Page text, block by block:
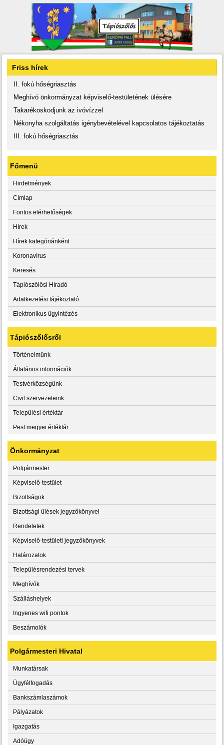
Friss hírek
II. fokú hőségriasztás
Meghívó önkormányzat képviselő-testületének ülésére
Takarékoskodjunk az ivóvízzel
Nékonyha szolgáltatás igénybevételével kapcsolatos tájékoztatás
III. fokú hőségriasztás
Főmenü
Hirdetmények
Címlap
Fontos elérhetőségek
Hírek
Hírek kategóriánként
Koronavírus
Keresés
Tápiószőlősi Híradó
Adatkezelési tájékoztató
Elektronikus ügyintézés
Tápiószőlősről
Történelmünk
Általános információk
Testvérközségünk
Civil szervezeteink
Települési értéktár
Pest megyei értéktár
Önkormányzat
Polgármester
Képviselő-testület
Bizottságok
Bizottsági ülések jegyzőkönyvei
Rendeletek
Képviselő-testületi jegyzőkönyvek
Határozatok
Településrendezési tervek
Meghívók
Szálláshelyek
Ingyenes wifi pontok
Beszámolók
Polgármesteri Hivatal
Munkatársak
Ügyfélfogadás
Bankszámlaszámok
Pályázatok
Igazgatás
Adóügy